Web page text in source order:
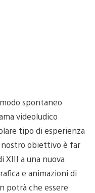
spontaneo
videoludico
tipo di esperienza
nostro obiettivo è far
XIII a una nuova
e animazioni di
potrà che essere